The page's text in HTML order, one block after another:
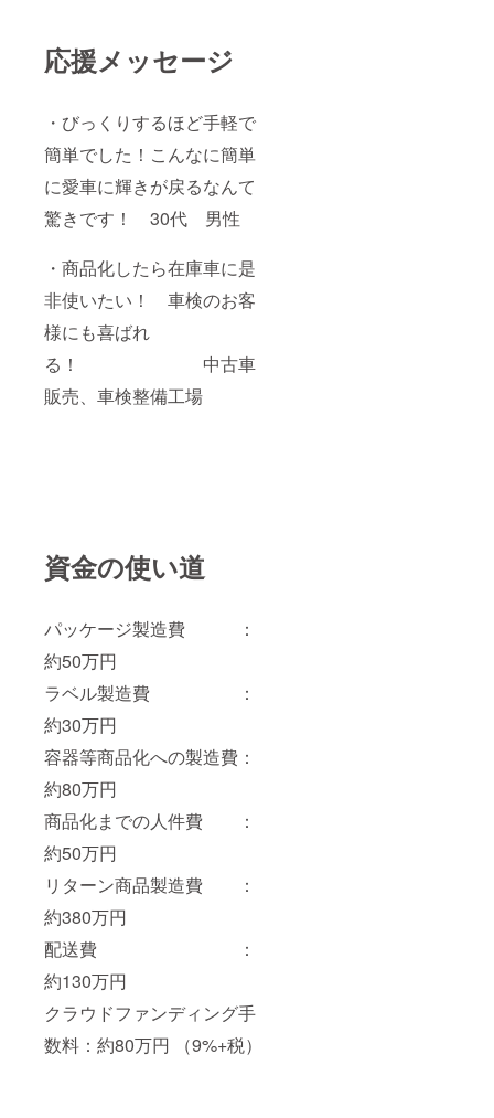
応援メッセージ
・びっくりするほど手軽で
簡単でした！こんなに簡単
に愛車に輝きが戻るなんて
驚きです！ 30代 男性
・商品化したら在庫車に是
非使いたい！ 車検のお客
様にも喜ばれ
る！ 中古車
販売、車検整備工場
資金の使い道
パッケージ製造費 ：
約50万円
ラベル製造費 ：
約30万円
容器等商品化への製造費：
約80万円
商品化までの人件費 ：
約50万円
リターン商品製造費 ：
約380万円
配送費 ：
約130万円
クラウドファンディング手
数料：約80万円 （9%+税）